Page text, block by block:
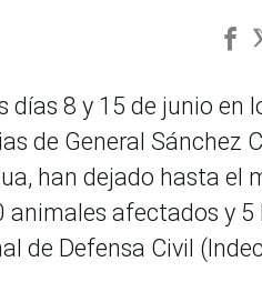
8 y 15 de junio en
de General Sánchez
han dejado hasta el
afectados y
de Defensa Civil